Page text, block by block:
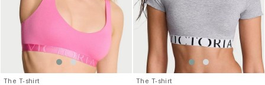
The T-shirt The T-shirt